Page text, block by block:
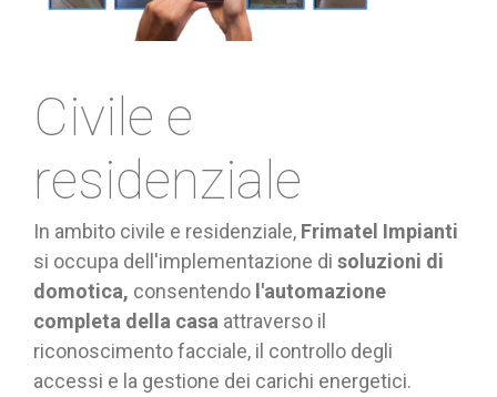
Civile e
residenziale
In ambito civile e residenziale, Frimatel Impianti
si occupa dell'implementazione di soluzioni di
domotica, consentendo l'automazione
completa della casa attraverso il
riconoscimento facciale, il controllo degli
accessi e la gestione dei carichi energetici.